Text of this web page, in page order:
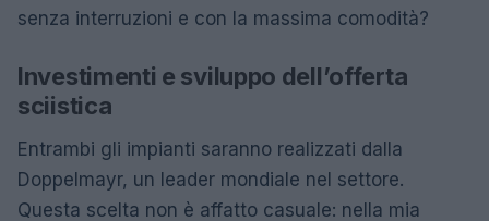
senza interruzioni e con la massima comodità?
Investimenti e sviluppo dell’offerta
sciistica
Entrambi gli impianti saranno realizzati dalla
Doppelmayr, un leader mondiale nel settore.
Questa scelta non è affatto casuale: nella mia